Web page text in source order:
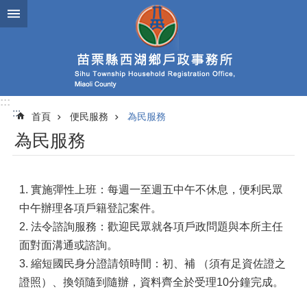
跳到主要內容區塊
:::
:::
首頁 便民服務 為民服務
為民服務
1. 實施彈性上班：每週一至週五中午不休息，便利民眾
中午辦理各項戶籍登記案件。
2. 法令諮詢服務：歡迎民眾就各項戶政問題與本所主任
面對面溝通或諮詢。
3. 縮短國民身分證請領時間：初、補 （須有足資佐證之
證照）、換領隨到隨辦，資料齊全於受理10分鐘完成。